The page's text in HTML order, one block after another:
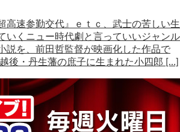
高速参勤交代』ｅｔｃ、武士の苦しい生
いくニュー時代劇と言っていいジャンル
説を、前田哲監督が映画化した作品で
後・丹生藩の庶子に生まれた小四郎 […]